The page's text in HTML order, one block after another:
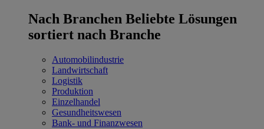
Nach Branchen Beliebte Lösungen
sortiert nach Branche
Automobilindustrie
Landwirtschaft
Logistik
Produktion
Einzelhandel
Gesundheitswesen
Bank- und Finanzwesen